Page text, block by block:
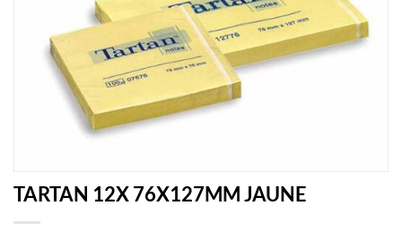
TARTAN 12X 76X127MM JAUNE